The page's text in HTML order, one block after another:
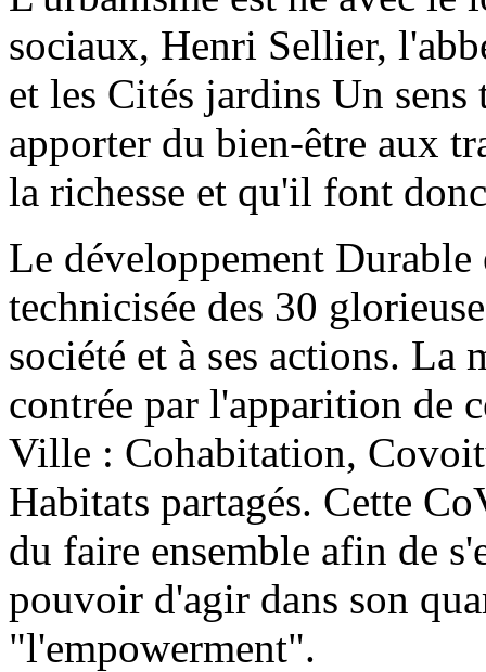
sociaux, Henri Sellier,
et les Cités jardins Un
apporter du bien-être aux
la richesse et qu'il font
Le développement Durable
technicisée des 30
société et à ses actions. La
contrée par l'apparition de
Ville : Cohabitation,
Habitats partagés. Cette
du faire ensemble afin de
pouvoir d'agir dans son
"l'empowerment".